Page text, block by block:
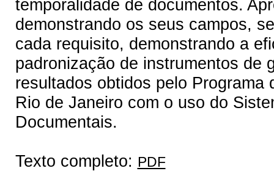
temporalidade de documentos.
demonstrando os seus campos,
cada requisito, demonstrando a
padronização de instrumentos de
resultados obtidos pelo
Rio de Janeiro com o uso do
Documentais.
Texto completo: PDF